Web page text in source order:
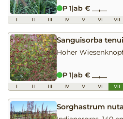
P 1|ab € __,__
I II III IV V VI VII
Sanguisorba
Hoher
P 1|ab € __,__
I II III IV V VI VII
Sorghastrum